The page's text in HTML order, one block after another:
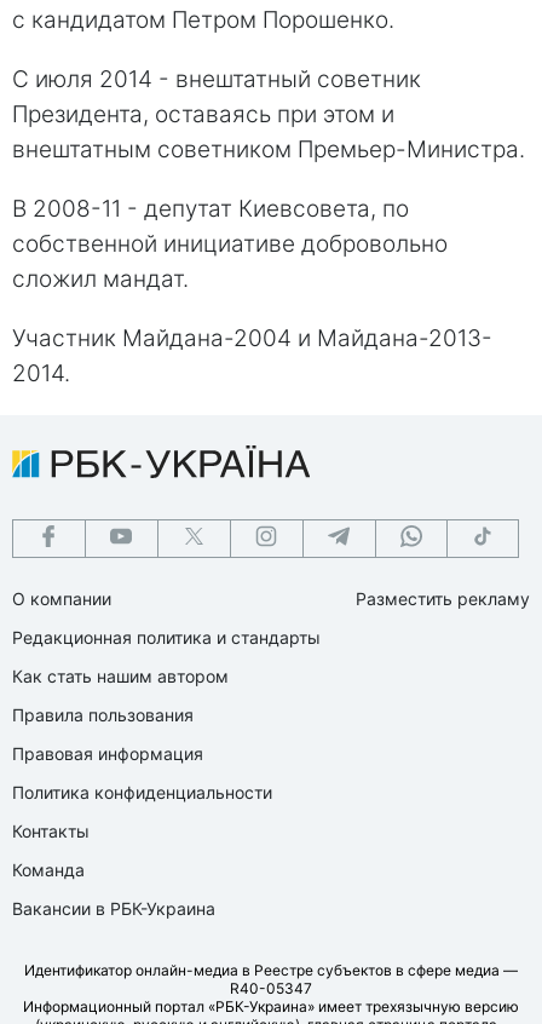
с кандидатом Петром Порошенко.
С июля 2014 - внештатный советник
Президента, оставаясь при этом и
внештатным советником Премьер-Министра.
В 2008-11 - депутат Киевсовета, по
собственной инициативе добровольно
сложил мандат.
Участник Майдана-2004 и Майдана-2013-
2014.
О компании
Редакционная политика и стандарты
Как стать нашим автором
Правила пользования
Правовая информация
Политика конфиденциальности
Контакты
Команда
Вакансии в РБК-Украина
Разместить рекламу
Идентификатор онлайн-медиа в Реестре субъектов в сфере медиа —
R40-05347
Информационный портал «РБК-Украина» имеет трехязычную версию